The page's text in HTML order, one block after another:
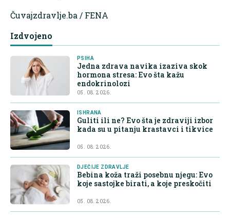
Čuvajzdravlje.ba / FENA
Izdvojeno
PSIHA
Jedna zdrava navika izaziva skok
hormona stresa: Evo šta kažu
endokrinolozi
05. 08. 2026.
ISHRANA
Guliti ili ne? Evo šta je zdraviji izbor
kada su u pitanju krastavci i tikvice
05. 08. 2026.
DJEČIJE ZDRAVLJE
Bebina koža traži posebnu njegu: Evo
koje sastojke birati, a koje preskočiti
05. 08. 2026.